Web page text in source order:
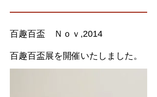
百趣百盃 Ｎｏｖ,2014
百趣百盃展を開催いたしました。